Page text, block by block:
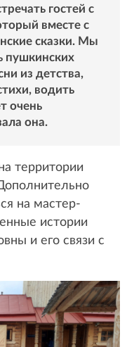
гостей с
вместе с
сказки. Мы
пушкинских
из детства,
водить
очень
она.
территории
на мастер-
истории
и его связи с